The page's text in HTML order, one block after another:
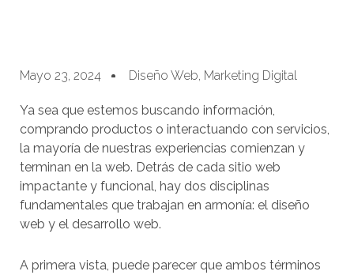
Mayo 23, 2024 Diseño Web, Marketing Digital
Ya sea que estemos buscando información,
comprando productos o interactuando con servicios,
la mayoría de nuestras experiencias comienzan y
terminan en la web. Detrás de cada sitio web
impactante y funcional, hay dos disciplinas
fundamentales que trabajan en armonía: el diseño
web y el desarrollo web.
A primera vista, puede parecer que ambos términos